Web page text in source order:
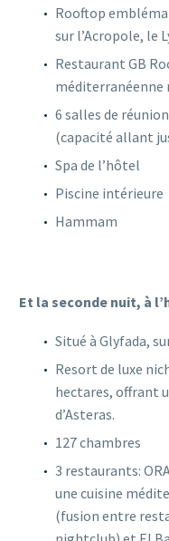
Rooftop
sur l’Acropole, le
Restaurant GB
méditerranéenne
6 salles de
(capacité allant
Spa de l’hôtel
Piscine intérieure
Hammam
Et la seconde nuit, à
Situé à Glyfada,
Resort de luxe
hectares, offrant
d’Asteras.
127 chambres
3 restaurants:
une cuisine
(fusion entre